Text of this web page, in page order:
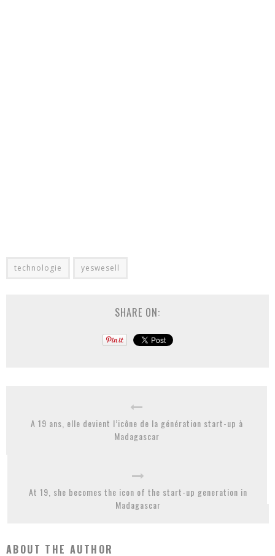
technologie yeswesell
SHARE ON:
A 19 ans, elle devient l’icône de la génération start-up à
Madagascar
At 19, she becomes the icon of the start-up generation in
Madagascar
ABOUT THE AUTHOR